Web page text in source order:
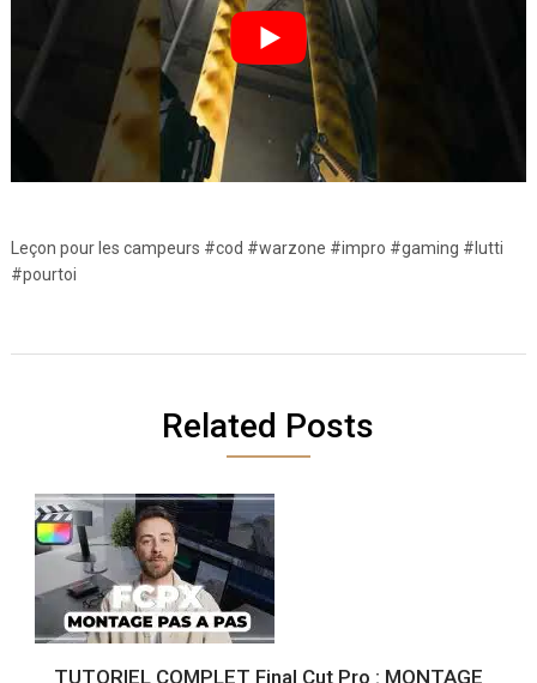
Leçon pour les campeurs ​​​#cod #warzone #impro #gaming #lutti
#pourtoi
Related Posts
TUTORIEL COMPLET Final Cut Pro : MONTAGE